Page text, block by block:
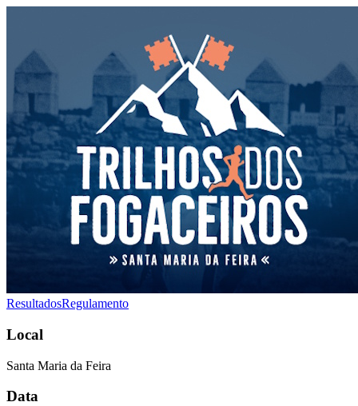
ResultadosRegulamento
Local
Santa Maria da Feira
Data